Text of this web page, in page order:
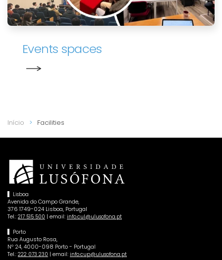
Events spaces
Início Facilities
Lisboa
Avenida do Campo Grande,
376 1749-024 Lisboa, Portugal
Tel.: 217 515 500 | email: info.cul@ulusofona.pt
Porto
Rua Augusto Rosa,
Nº 24, 4000-098 Porto - Portugal
Tel.: 222 073 230 | email: info.cup@ulusofona.pt